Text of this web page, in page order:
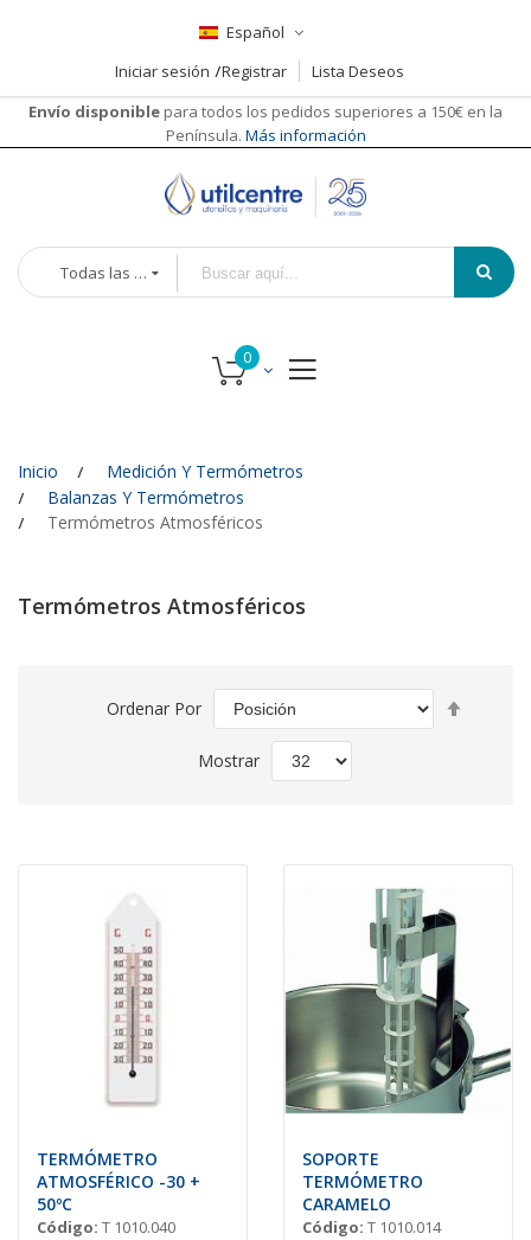
Español
Iniciar sesión
Registrar
Lista Deseos
Envío disponible para todos los pedidos superiores a 150€ en la
Península. Más información
Todas las categorías
Inicio
Medición Y Termómetros
Balanzas Y Termómetros
Termómetros Atmosféricos
Termómetros Atmosféricos
Ordenar Por
Mostrar
TERMÓMETRO
ATMOSFÉRICO -30 +
50ºC
Código: T 1010.040
SOPORTE
TERMÓMETRO
CARAMELO
Código: T 1010.014